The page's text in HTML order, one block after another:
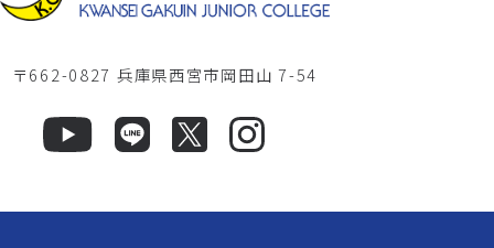
〒662-0827 兵庫県西宮市岡田山 7-54